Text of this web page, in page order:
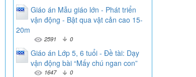
Giáo án Mẫu giáo lớn - Phát triển
vận động - Bật qua vật cản cao 15-
20m
2591 0
Giáo án Lớp 5, 6 tuổi - Đề tài: Dạy
vận động bài “Mấy chú ngan con”
1647 0